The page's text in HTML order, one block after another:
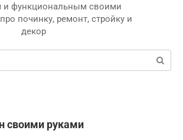
функциональным своими
починку, ремонт, стройку и
декор
своими руками